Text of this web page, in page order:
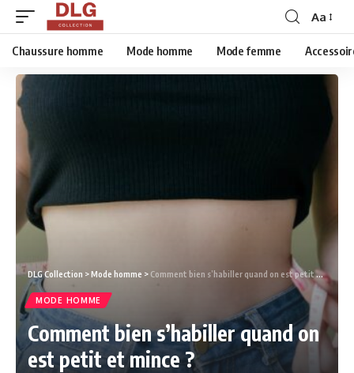
Aa
Chaussure homme Mode homme Mode femme
DLG Collection >Mode homme > Comment bien s’habiller quand on est petit et mince ?
MODE HOMME
Comment bien s’habiller quand on
est petit et mince ?